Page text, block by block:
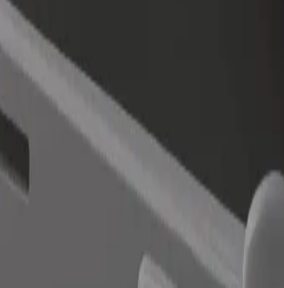
ส่งพัสดุ
เพิ่มร้านอาหารหรือร้านค้า
เพิ่มรายได้ด้วยการเข้าถึง
Impact Hub ไปยัง Aloha อยู่ใช่ไหม มาดูบริการของเราและค้นห